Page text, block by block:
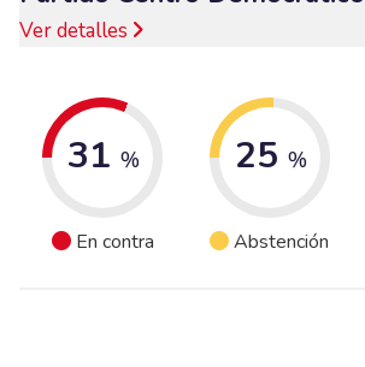
Ver detalles
31 %
En contra
25 %
Abstención